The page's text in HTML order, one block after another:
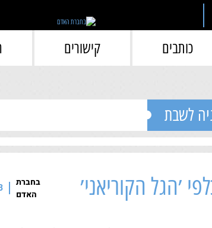
כותבים קישורים
לשבת
׳הגל הקוריאני׳
בחברת
האדם